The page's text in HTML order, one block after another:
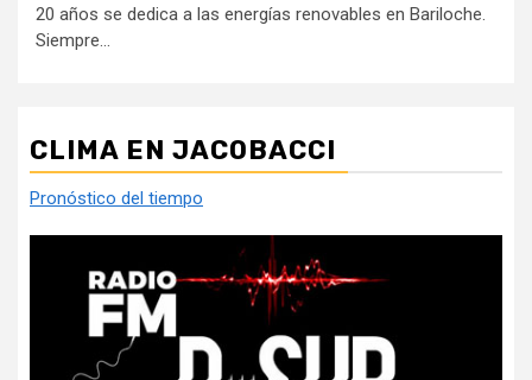
20 años se dedica a las energías renovables en Bariloche.
Siempre...
CLIMA EN JACOBACCI
Pronóstico del tiempo